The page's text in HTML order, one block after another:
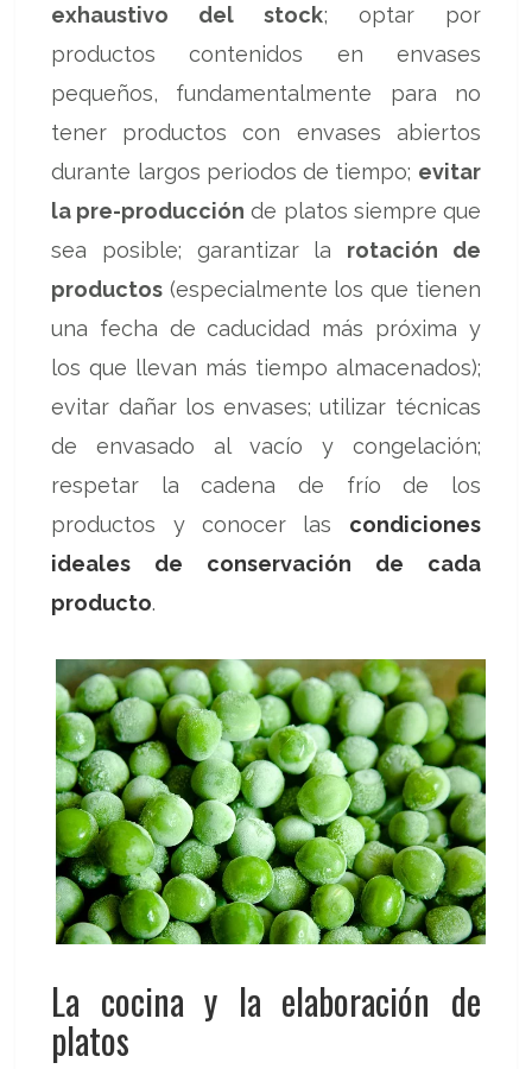
exhaustivo del stock; optar por
productos contenidos en envases
pequeños, fundamentalmente para no
tener productos con envases abiertos
durante largos periodos de tiempo; evitar
la pre-producción de platos siempre que
sea posible; garantizar la rotación de
productos (especialmente los que tienen
una fecha de caducidad más próxima y
los que llevan más tiempo almacenados);
evitar dañar los envases; utilizar técnicas
de envasado al vacío y congelación;
respetar la cadena de frío de los
productos y conocer las condiciones
ideales de conservación de cada
producto.
La cocina y la elaboración de
platos